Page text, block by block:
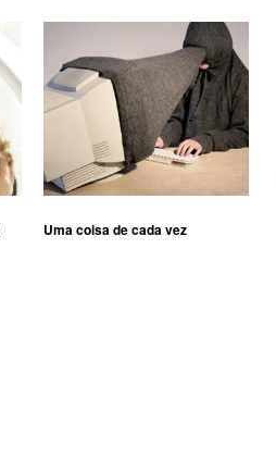
Uma coisa de cada vez